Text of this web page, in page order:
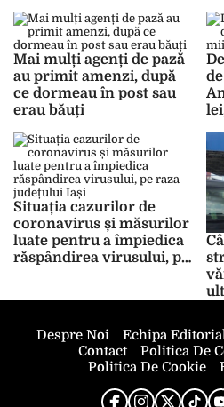
Oficial
Mai mulți agenți de pază
au primit amenzi, după
ce dormeau în post sau
erau băuți
Situația cazurilor de
coronavirus și măsurilor
luate pentru a împiedica
răspândirea virusului, pe
Despre Noi Echipa
Contact
Politica De
Politica De Cookie